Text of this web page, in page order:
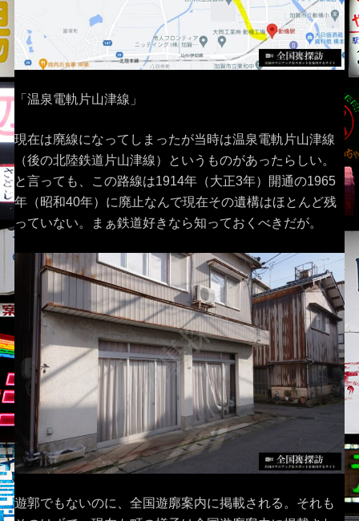
「温泉電軌片山津線」
現在は廃線になってしまったが当時は温泉電軌片山津線
（後の北陸鉄道片山津線）というものがあったらしい。
と言っても、この路線は1914年（大正3年）開通の1965
年（昭和40年）に廃止なんで現在その遺構はほとんど残
っていない。まぁ鉄道好きなら知っておくべきだが。
遊郭でもないのに、全国遊廓案内に掲載される。それも